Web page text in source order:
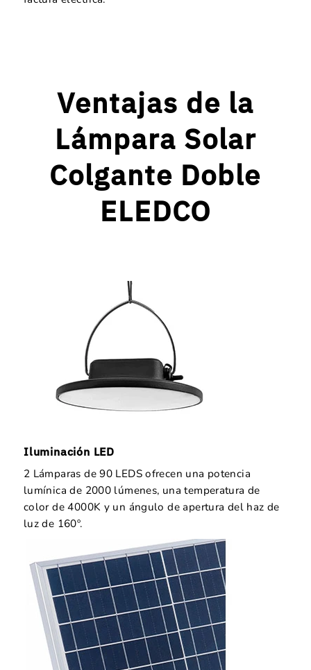
Ventajas de la
Lámpara Solar
Colgante Doble
ELEDCO
Iluminación LED
2 Lámparas de 90 LEDS ofrecen una potencia
lumínica de 2000 lúmenes, una temperatura de
color de 4000K y un ángulo de apertura del haz de
luz de 160º.